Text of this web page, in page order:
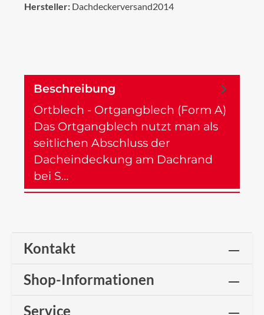
Hersteller: Dachdeckerversand2014
Beschreibung
Ortblech - Ortgangblech (Form A)
Das Ortgangblech nutzt man als
seitlichen Abschluss der
Dacheindeckung am Dachrand
bei S…
Kontakt
Shop-Informationen
Service